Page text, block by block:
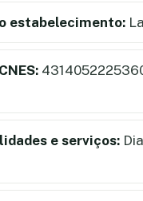
estabelecimento:
e serviços: